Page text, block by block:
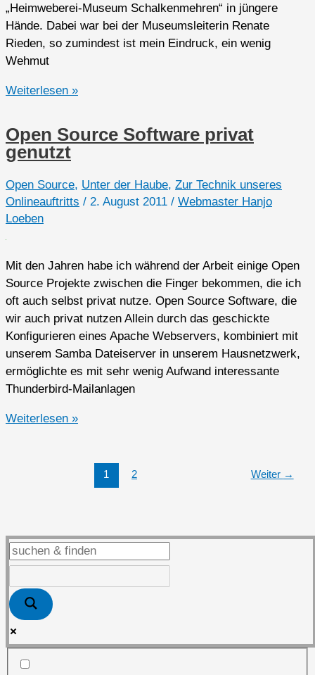
„Heimweberei-Museum Schalkenmehren“ in jüngere
Hände. Dabei war bei der Museumsleiterin Renate
Rieden, so zumindest ist mein Eindruck, ein wenig
Wehmut
Fast
Jahre
online
und
kein
Erbe
in
Weiterlesen »
Open Source Software privat
genutzt
Open Source, Unter der Haube, Zur Technik unseres
Onlineauftritts / 2. August 2011 / Webmaster Hanjo
Loeben
Mit den Jahren habe ich während der Arbeit einige Open
Source Projekte zwischen die Finger bekommen, die ich
oft auch selbst privat nutze. Open Source Software, die
wir auch privat nutzen Allein durch das geschickte
Konfigurieren eines Apache Webservers, kombiniert mit
unserem Samba Dateiserver in unserem Hausnetzwerk,
ermöglichte es mit sehr wenig Aufwand interessante
Thunderbird-Mailanlagen
Open
Weiterlesen »
1 2 Weiter →